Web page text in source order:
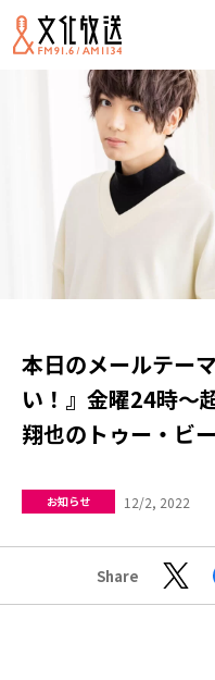
本日のメールテー
い！』金曜24時～
翔也のトゥー・ビ
お知らせ 12/2, 2022
Share